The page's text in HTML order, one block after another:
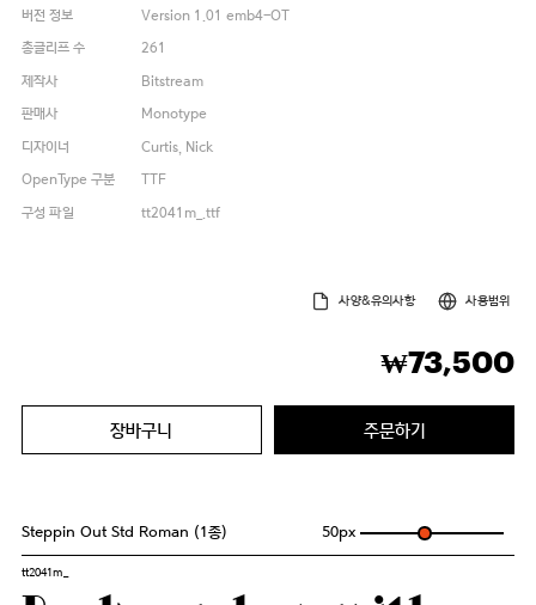
버전 정보
Version 1.01 emb4-OT
총글리프 수
261
제작사
Bitstream
판매사
Monotype
디자이너
Curtis, Nick
OpenType 구분
TTF
구성 파일
tt2041m_.ttf
사양&유의사항 사용범위
₩73,500
장바구니 주문하기
Steppin Out Std Roman (1종) 50px
tt2041m_